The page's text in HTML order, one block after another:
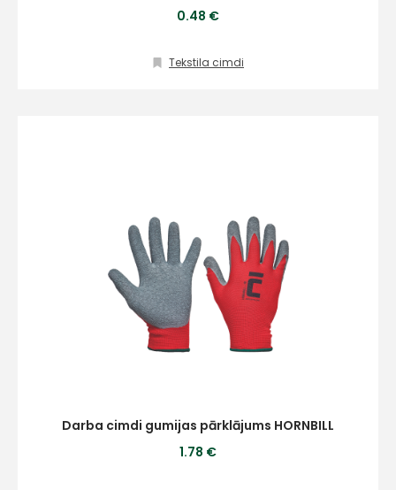
0.48 €
Tekstila cimdi
Darba cimdi gumijas pārklājums HORNBILL
1.78 €